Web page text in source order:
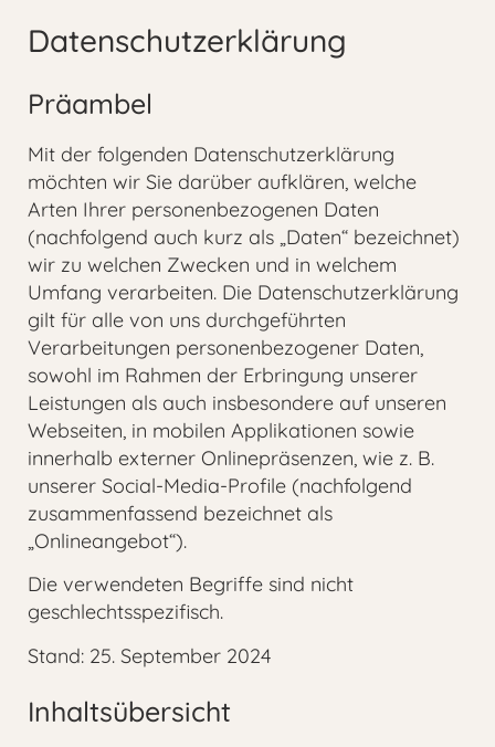
Datenschutzerklärung
Präambel
Mit der folgenden Datenschutzerklärung
möchten wir Sie darüber aufklären, welche
Arten Ihrer personenbezogenen Daten
(nachfolgend auch kurz als „Daten“ bezeichnet)
wir zu welchen Zwecken und in welchem
Umfang verarbeiten. Die Datenschutzerklärung
gilt für alle von uns durchgeführten
Verarbeitungen personenbezogener Daten,
sowohl im Rahmen der Erbringung unserer
Leistungen als auch insbesondere auf unseren
Webseiten, in mobilen Applikationen sowie
innerhalb externer Onlinepräsenzen, wie z. B.
unserer Social-Media-Profile (nachfolgend
zusammenfassend bezeichnet als
„Onlineangebot“).
Die verwendeten Begriffe sind nicht
geschlechtsspezifisch.
Stand: 25. September 2024
Inhaltsübersicht